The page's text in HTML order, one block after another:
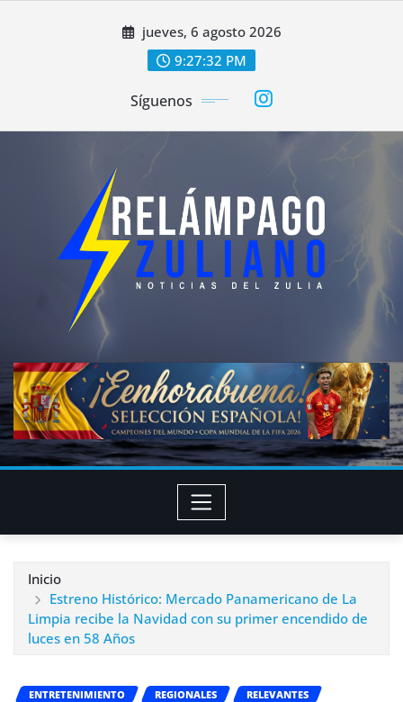
jueves, 6 agosto 2026
9:27:34 PM
Síguenos
Inicio
Estreno Histórico: Mercado Panamericano de La
Limpia recibe la Navidad con su primer encendido de
luces en 58 Años
ENTRETENIMIENTO REGIONALES
RELEVANTES